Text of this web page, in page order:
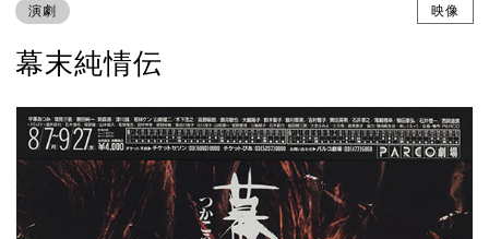
演劇 映像
幕末純情伝